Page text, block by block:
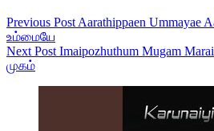
Previous Post Aarathippaen Ummayae
உம்மையே
Next Post Imaipozhuthum Mugam
முகம்